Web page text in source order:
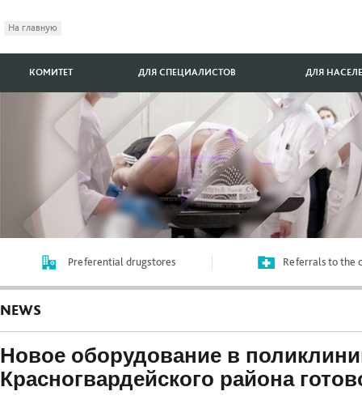
На главную
КОМИТЕТ ДЛЯ СПЕЦИАЛИСТОВ ДЛЯ
Preferential drugstores Referrals to the
NEWS
Новое оборудование в
Красногвардейского района